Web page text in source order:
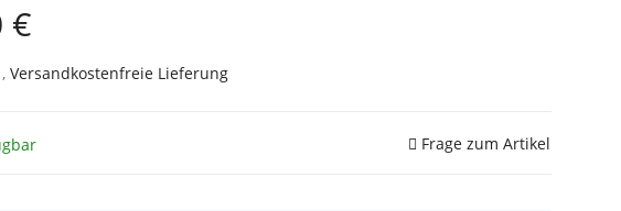
€
Versandkostenfreie Lieferung
Frage zum Artikel